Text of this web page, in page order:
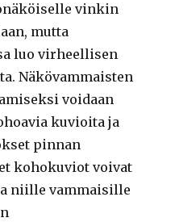
vinkin
mutta
luo virheellisen
Näkövammaisten
voidaan
kuvioita ja
pinnan
kohokuviot voivat
niille vammaisille